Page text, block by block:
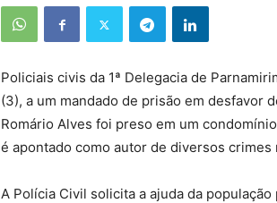
Policiais civis da 1ª Delegacia de
(3), a um mandado de prisão em desfavor
Romário Alves foi preso em um
é apontado como autor de diversos crimes
A Polícia Civil solicita a ajuda da